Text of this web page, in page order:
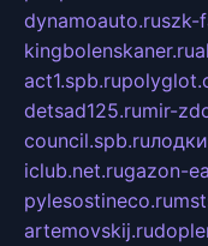
dynamoauto.ruszk-
kingbolenskaner.ru
act1.spb.ru
detsad125.rumir-
council.spb.ru
iclub.net.rugazon-
pylesostineco.ru
artemovskij.ru